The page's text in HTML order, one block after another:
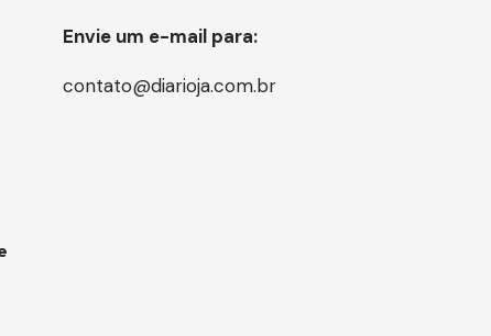
Envie um e-mail para:
contato@diarioja.com.br